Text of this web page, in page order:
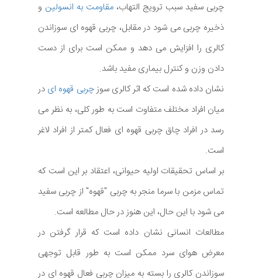
چربی سفید سبب ترویج التهاب، مقاومت به انسولین و
ذخیره چربی می شود در مقابل، چربی قهوه ای سوزاندن
کالری را افزایش می دهد و ممکن است برای از دست
دادن وزن و کنترل بیماری مفید باشد.
نشان داده شده است که اثر کالری سوزچربی قهوه ای در
میان افراد مختلف متفاوت است به طور کلی، به نظر می
رسد در افراد چاق چربی قهوه ای فعال کمتر از افراد لاغر
است.
بر اساس تحقیقات اولیه حیوانی، اعتقاد بر این است که
تماس مزمن با سرما منجر به چربی "قهوه" از چربی سفید
می شود با این حال، این هنوز در حال مطالعه است.
مطالعات انسانی نشان داده است که قرار گرفتن در
معرض هوای سرد ممکن است به طور قابل توجهی
سوزاندن کالری را بسته به میزان چربی فعال قهوه ای در